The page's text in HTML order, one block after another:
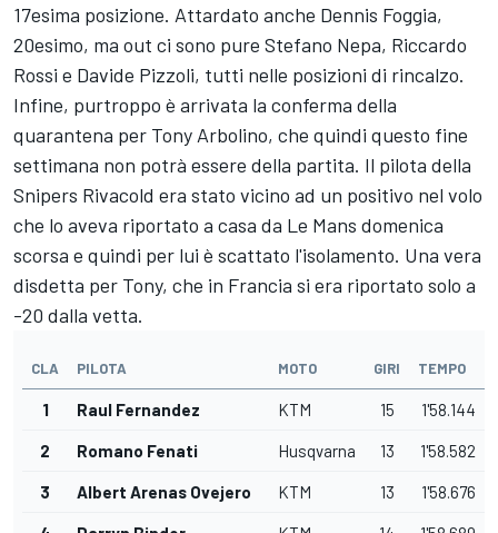
17esima posizione. Attardato anche Dennis Foggia,
20esimo, ma out ci sono pure Stefano Nepa, Riccardo
Rossi e Davide Pizzoli, tutti nelle posizioni di rincalzo.
Infine, purtroppo è arrivata la conferma della
quarantena per Tony Arbolino, che quindi questo fine
settimana non potrà essere della partita. Il pilota della
Snipers Rivacold era stato vicino ad un positivo nel volo
che lo aveva riportato a casa da Le Mans domenica
scorsa e quindi per lui è scattato l'isolamento. Una vera
disdetta per Tony, che in Francia si era riportato solo a
-20 dalla vetta.
CLA PILOTA MOTO GIRI TEMPO
1 Raul Fernandez KTM 15 1'58.144
2 Romano Fenati Husqvarna 13 1'58.582
3 Albert Arenas Ovejero KTM 13 1'58.676